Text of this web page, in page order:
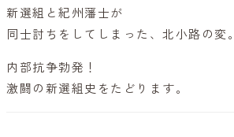
新選組と紀州藩士が
同士討ちをしてしまった、北小路の変。
内部抗争勃発！
激闘の新選組史をたどります。